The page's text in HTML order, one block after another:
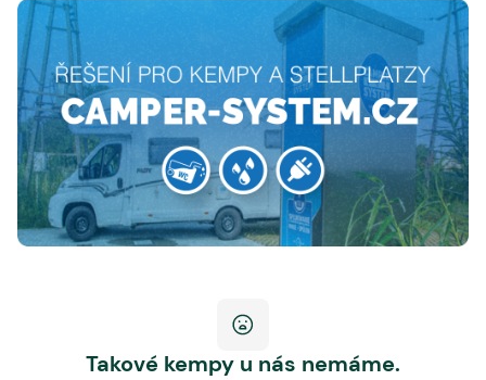
Takové kempy u nás nemáme.